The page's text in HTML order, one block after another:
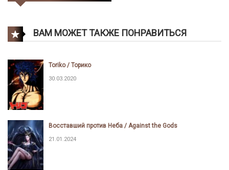
ВАМ МОЖЕТ ТАКЖЕ ПОНРАВИТЬСЯ
Toriko / Торико
30.03.2020
Восставший против Неба / Against the Gods
21.01.2024